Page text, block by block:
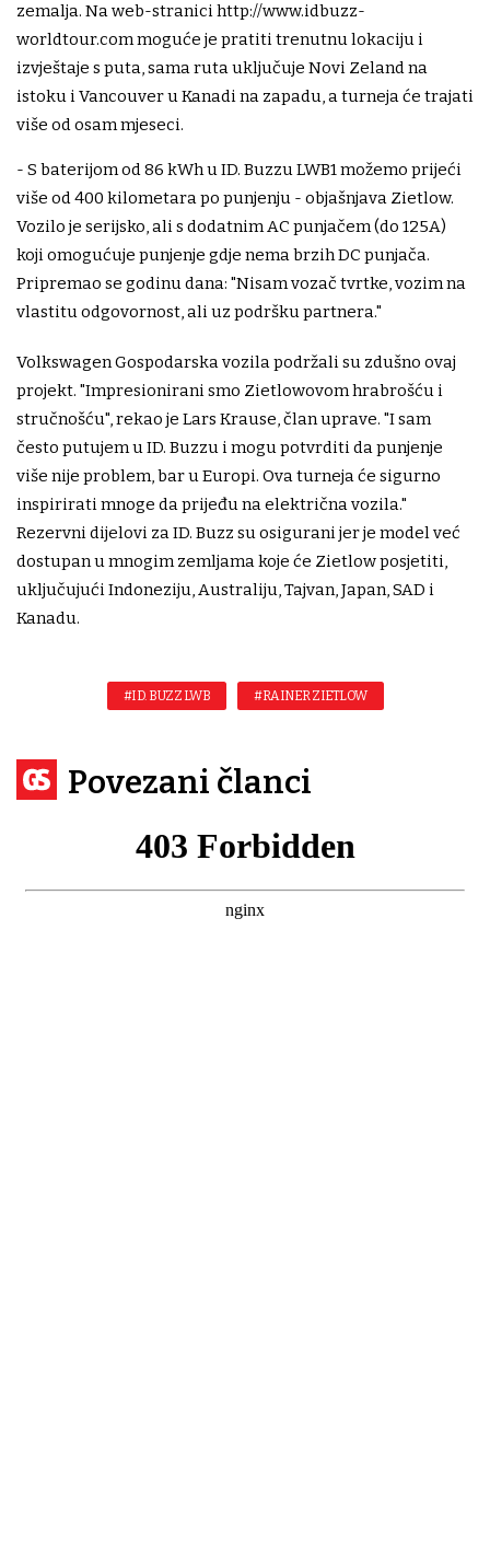
zemalja. Na web-stranici http://www.idbuzz-
worldtour.com moguće je pratiti trenutnu lokaciju i
izvještaje s puta, sama ruta uključuje Novi Zeland na
istoku i Vancouver u Kanadi na zapadu, a turneja će trajati
više od osam mjeseci.
- S baterijom od 86 kWh u ID. Buzzu LWB1 možemo prijeći
više od 400 kilometara po punjenju - objašnjava Zietlow.
Vozilo je serijsko, ali s dodatnim AC punjačem (do 125A)
koji omogućuje punjenje gdje nema brzih DC punjača.
Pripremao se godinu dana: "Nisam vozač tvrtke, vozim na
vlastitu odgovornost, ali uz podršku partnera."
Volkswagen Gospodarska vozila podržali su zdušno ovaj
projekt. "Impresionirani smo Zietlowovom hrabrošću i
stručnošću", rekao je Lars Krause, član uprave. "I sam
često putujem u ID. Buzzu i mogu potvrditi da punjenje
više nije problem, bar u Europi. Ova turneja će sigurno
inspirirati mnoge da prijeđu na električna vozila."
Rezervni dijelovi za ID. Buzz su osigurani jer je model već
dostupan u mnogim zemljama koje će Zietlow posjetiti,
uključujući Indoneziju, Australiju, Tajvan, Japan, SAD i
Kanadu.
#ID. BUZZ LWB #RAINER ZIETLOW
Povezani članci